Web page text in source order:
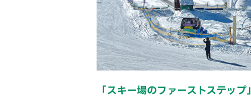
「スキー場のファーストステップ」